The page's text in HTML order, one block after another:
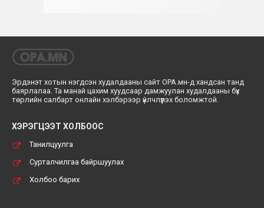
Эрдэнэт хотын нэгдсэн худалдааны сайт ОРА.мн-д хандсан танд
баярлалаа. Та манай цахим хуудсаар дамжуулан худалдааны бүх
төрлийн салбарт онлайн хэлбэрээр үйлчлүүлэх боломжтой.
ХЭРЭГЦЭЭТ ХОЛБООС
Танилцуулга
Сурталчилгаа байршуулах
Холбоо барих